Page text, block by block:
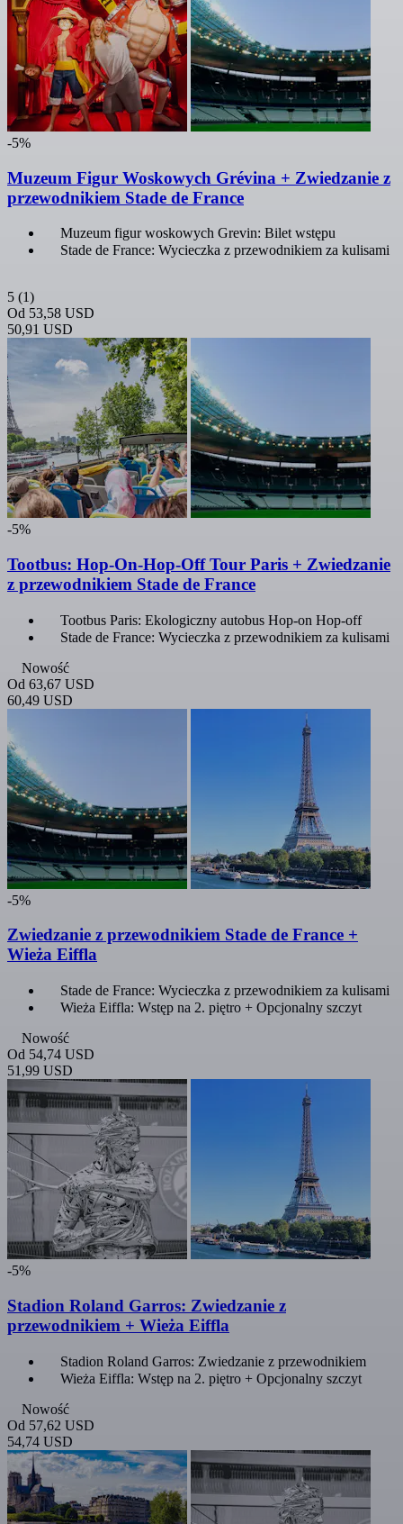
-5%
Muzeum Figur Woskowych Grévina + Zwiedzanie z
przewodnikiem Stade de France
Muzeum figur woskowych Grevin: Bilet wstępu
Stade de France: Wycieczka z przewodnikiem za kulisami
5 (1)
Od 53,58 USD
50,91 USD
-5%
Tootbus: Hop-On-Hop-Off Tour Paris + Zwiedzanie
z przewodnikiem Stade de France
Tootbus Paris: Ekologiczny autobus Hop-on Hop-off
Stade de France: Wycieczka z przewodnikiem za kulisami
Nowość
Od 63,67 USD
60,49 USD
-5%
Zwiedzanie z przewodnikiem Stade de France +
Wieża Eiffla
Stade de France: Wycieczka z przewodnikiem za kulisami
Wieża Eiffla: Wstęp na 2. piętro + Opcjonalny szczyt
Nowość
Od 54,74 USD
51,99 USD
-5%
Stadion Roland Garros: Zwiedzanie z
przewodnikiem + Wieża Eiffla
Stadion Roland Garros: Zwiedzanie z przewodnikiem
Wieża Eiffla: Wstęp na 2. piętro + Opcjonalny szczyt
Nowość
Od 57,62 USD
54,74 USD